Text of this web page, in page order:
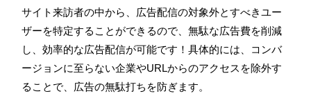
サイト来訪者の中から、広告配信の対象外とすべきユー
ザーを特定することができるので、無駄な広告費を削減
し、効率的な広告配信が可能です！具体的には、コンバ
ージョンに至らない企業やURLからのアクセスを除外す
ることで、広告の無駄打ちを防ぎます。